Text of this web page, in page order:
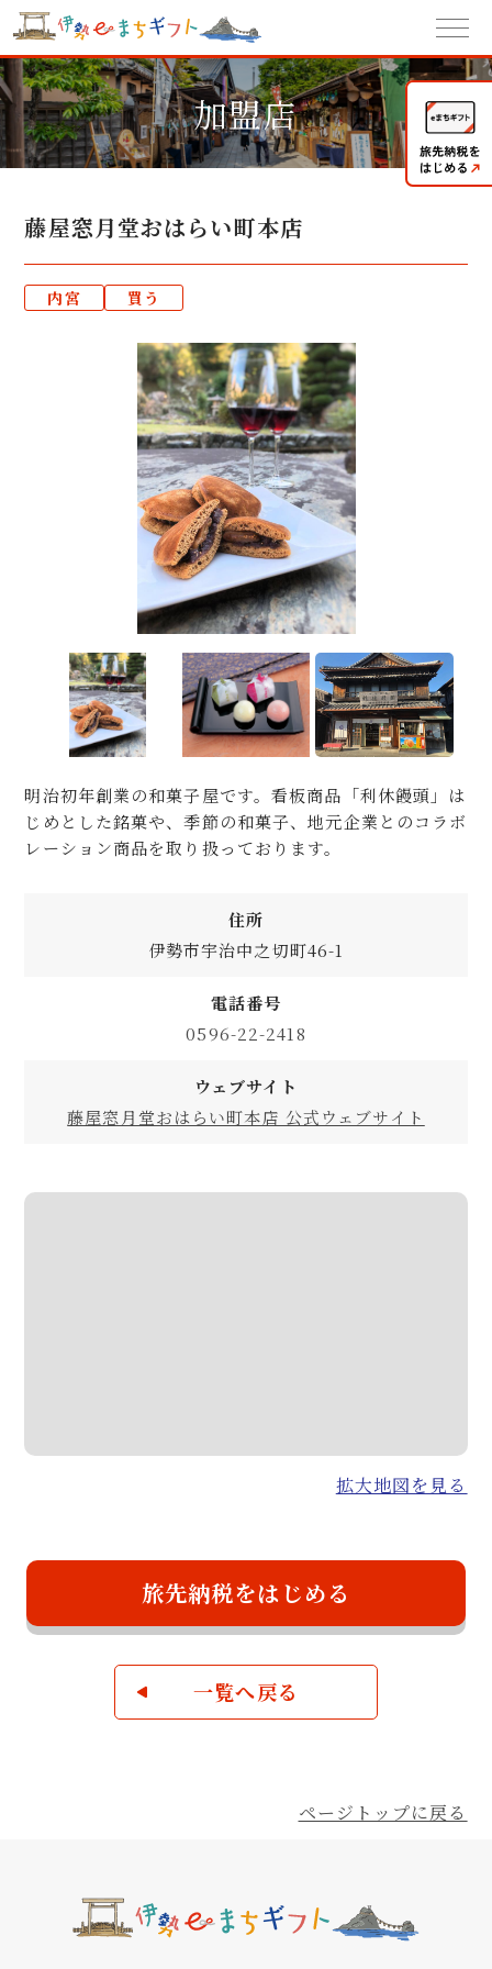
加盟店
藤屋窓月堂おはらい町本店
内宮 買う
明治初年創業の和菓子屋です。看板商品「利休饅頭」は
じめとした銘菓や、季節の和菓子、地元企業とのコラボ
レーション商品を取り扱っております。
住所
伊勢市宇治中之切町46-1
電話番号
0596-22-2418
ウェブサイト
藤屋窓月堂おはらい町本店 公式ウェブサイト
拡大地図を見る
旅先納税をはじめる
一覧へ戻る
ページトップに戻る